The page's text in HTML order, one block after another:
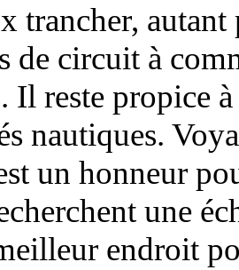
trancher, autant
de circuit à
Il reste propice
nautiques.
un honneur
une
endroit